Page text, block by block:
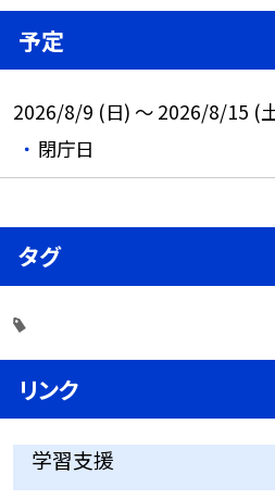
予定
2026/8/9 (日) ～ 2026/8/15 (
閉庁日
タグ
リンク
学習支援